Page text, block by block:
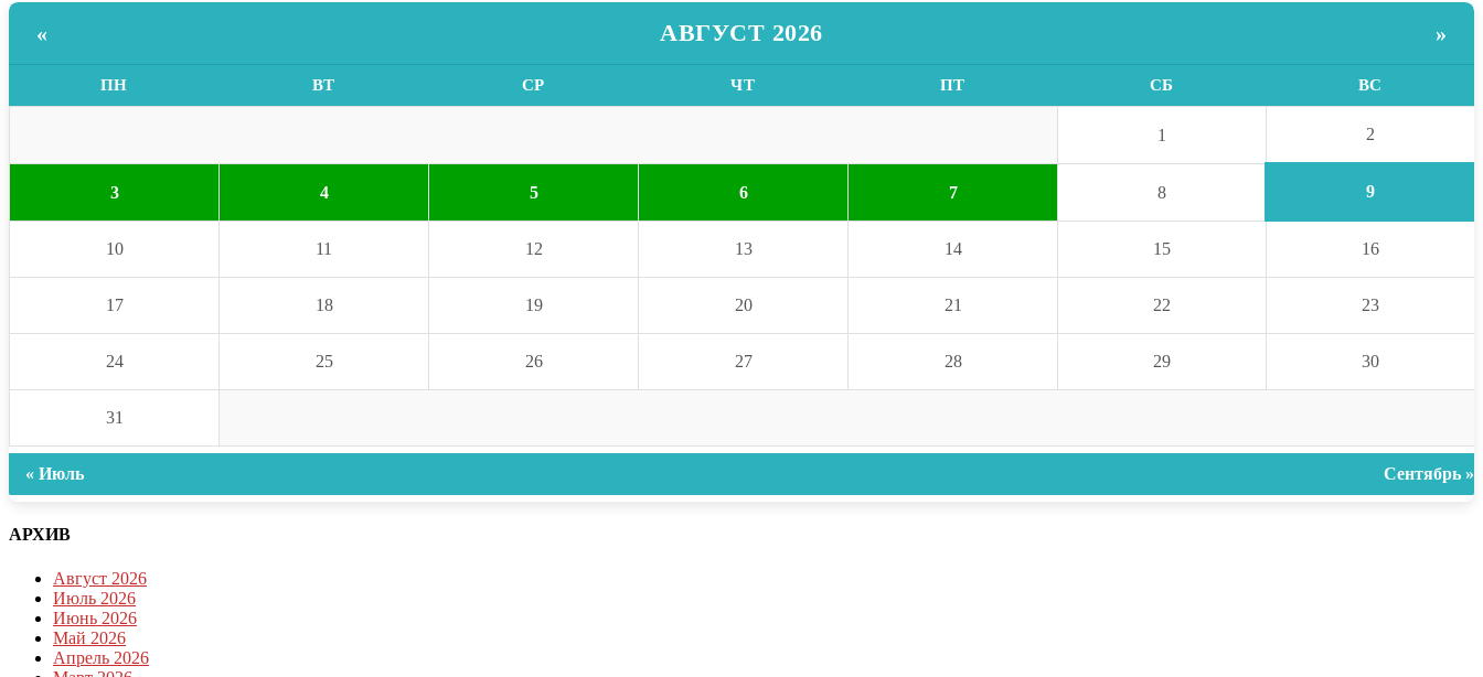
« АВГУСТ 2026 »
ПН ВТ СР ЧТ ПТ СБ ВС
1 2
3 4 5 6 7 8 9
10 11 12 13 14 15 16
17 18 19 20 21 22 23
24 25 26 27 28 29 30
31
« Июль Сентябрь »
АРХИВ
Август 2026
Июль 2026
Июнь 2026
Май 2026
Апрель 2026